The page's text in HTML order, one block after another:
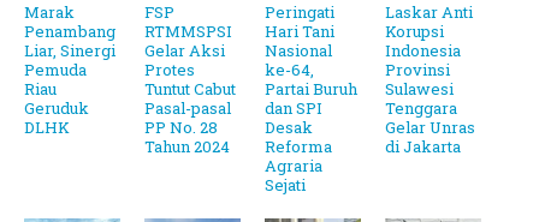
Marak
Penambang
Liar, Sinergi
Pemuda
Riau
Geruduk
DLHK
FSP
RTMMSPSI
Gelar Aksi
Protes
Tuntut Cabut
Pasal-pasal
PP No. 28
Tahun 2024
Peringati
Hari Tani
Nasional
ke-64,
Partai Buruh
dan SPI
Desak
Reforma
Agraria
Sejati
Laskar Anti
Korupsi
Indonesia
Provinsi
Sulawesi
Tenggara
Gelar Unras
di Jakarta